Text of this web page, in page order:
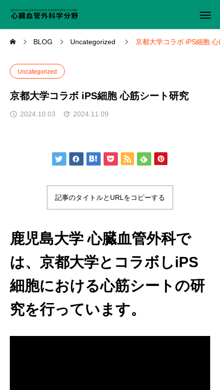
BLOG Uncategorized 京都大学コラボ iPS細胞
Uncategorized
京都大学コラボ iPS細胞 心筋シート研究
2024.10.03 2024.11.09
記事のタイトルとURLをコピーする
鹿児島大学 心臓血管外科で
は、京都大学とコラボしiPS
細胞における心筋シートの研
究を行っています。